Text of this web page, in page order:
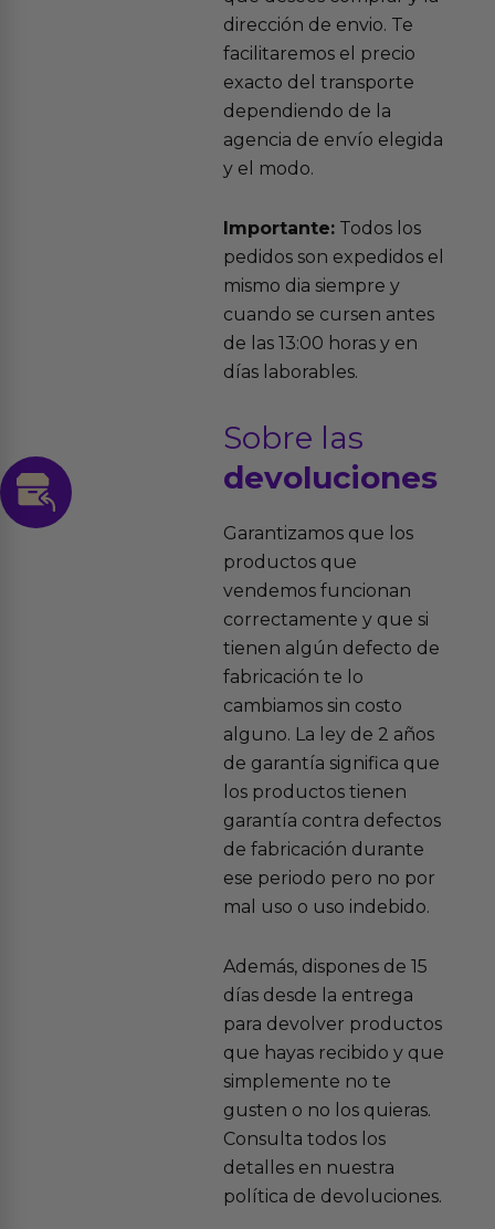
dirección de envio. Te
facilitaremos el precio
exacto del transporte
dependiendo de la
agencia de envío elegida
y el modo.
Importante:Todos los
pedidos son expedidos el
mismo dia siempre y
cuando se cursen antes
de las 13:00 horas y en
días laborables.
Sobre las
devoluciones
Garantizamos que los
productos que
vendemos funcionan
correctamente y que si
tienen algún defecto de
fabricación te lo
cambiamos sin costo
alguno. La ley de 2 años
de garantía significa que
los productos tienen
garantía contra defectos
de fabricación durante
ese periodo pero no por
mal uso o uso indebido.
Además, dispones de 15
días desde la entrega
para devolver productos
que hayas recibido y que
simplemente no te
gusten o no los quieras.
Consulta todos los
detalles en nuestra
política de devoluciones.